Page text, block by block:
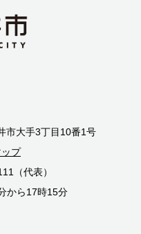
市大手3丁目10番1号
プ
（代表）
から17時15分